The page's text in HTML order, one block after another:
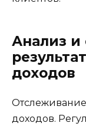
Анализ и
доходов
Отслеживание
доходов.